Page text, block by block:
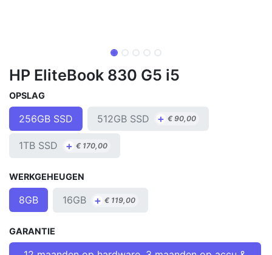
HP EliteBook 830 G5 i5
OPSLAG
256GB SSD 512GB SSD + €90,00
1TB SSD + € 170,00
WERKGEHEUGEN
8GB 16GB + € 119,00
GARANTIE